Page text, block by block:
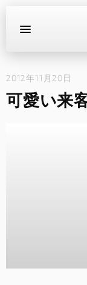
イベント
2012年11月20日
可愛い来